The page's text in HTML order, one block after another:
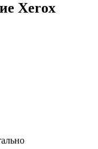
Xerox